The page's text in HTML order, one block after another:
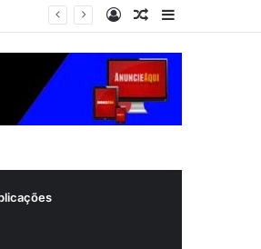
Barra
Artigo
Entrar